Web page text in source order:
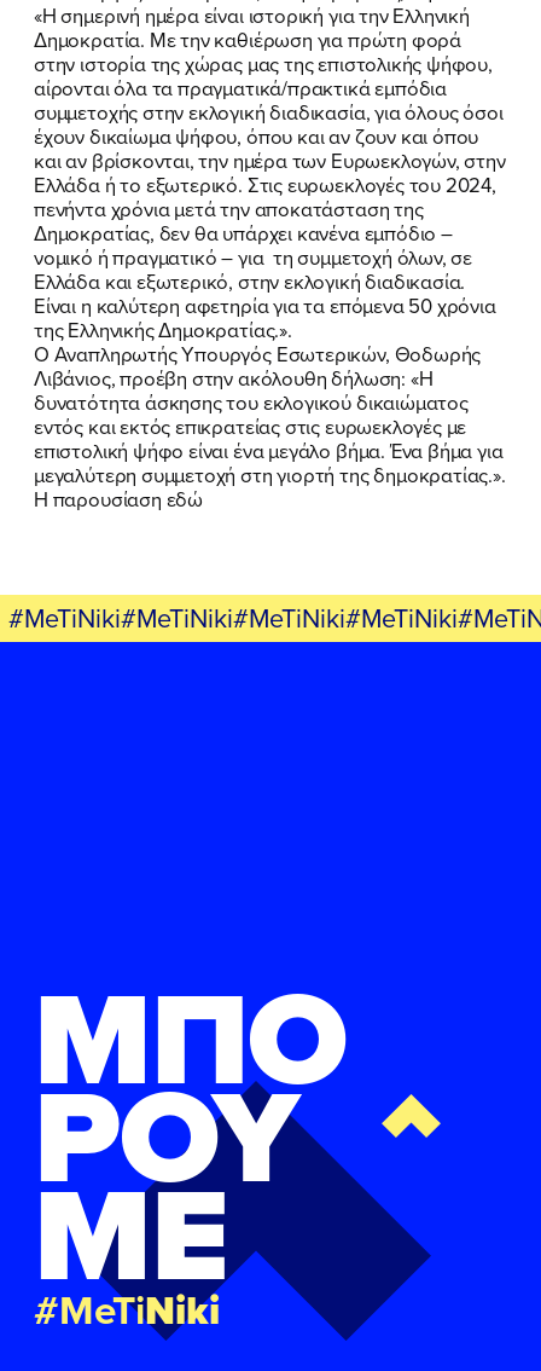
«Η σημερινή ημέρα είναι ιστορική για την Ελληνική
Δημοκρατία. Με την καθιέρωση για πρώτη φορά
στην ιστορία της χώρας μας της επιστολικής ψήφου,
αίρονται όλα τα πραγματικά/πρακτικά εμπόδια
συμμετοχής στην εκλογική διαδικασία, για όλους όσοι
έχουν δικαίωμα ψήφου, όπου και αν ζουν και όπου
και αν βρίσκονται, την ημέρα των Ευρωεκλογών, στην
Ελλάδα ή το εξωτερικό. Στις ευρωεκλογές του 2024,
πενήντα χρόνια μετά την αποκατάσταση της
Δημοκρατίας, δεν θα υπάρχει κανένα εμπόδιο –
νομικό ή πραγματικό – για τη συμμετοχή όλων, σε
Ελλάδα και εξωτερικό, στην εκλογική διαδικασία.
Είναι η καλύτερη αφετηρία για τα επόμενα 50 χρόνια
της Ελληνικής Δημοκρατίας.».
Ο Αναπληρωτής Υπουργός Εσωτερικών, Θοδωρής
Λιβάνιος, προέβη στην ακόλουθη δήλωση: «Η
δυνατότητα άσκησης του εκλογικού δικαιώματος
εντός και εκτός επικρατείας στις ευρωεκλογές με
επιστολική ψήφο είναι ένα μεγάλο βήμα. Ένα βήμα για
μεγαλύτερη συμμετοχή στη γιορτή της δημοκρατίας.».
Η παρουσίαση εδώ
ΜΠΟ
ΡΟΥ
ΜΕ
#MeTiNiki